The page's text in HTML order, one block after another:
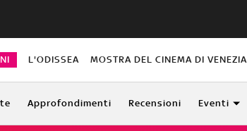
L'ODISSEA MOSTRA DEL CINEMA DI VENEZIA
Approfondimenti Recensioni Eventi